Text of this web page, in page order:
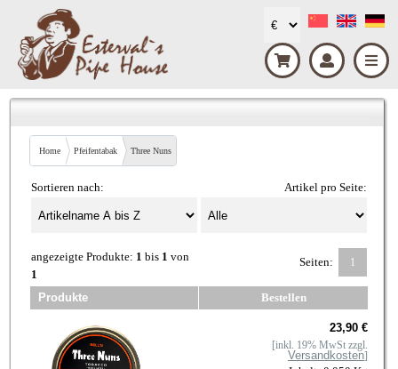
Home Pfeifentabak Three Nuns
Sortieren nach: Artikel pro Seite:
angezeigte Produkte: 1 bis 1 von
1
Seiten: 1
Produkte Bestellen
23,90 €
[inkl. 19% MwSt zzgl.
Versandkosten]